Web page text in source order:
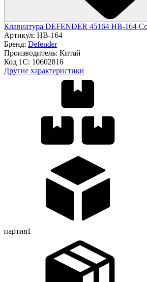
Клавиатура DEFENDER 45164 HB-164
Артикул: HB-164
Бренд: Defender
Производитель: Китай
Код 1С: 10602816
Другие характеристики
партия1